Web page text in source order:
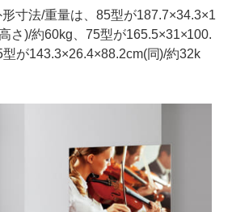
寸法/重量は、85型が187.7×34.3×1
さ)/約60kg、75型が165.5×31×100.
が143.3×26.4×88.2cm(同)/約32k